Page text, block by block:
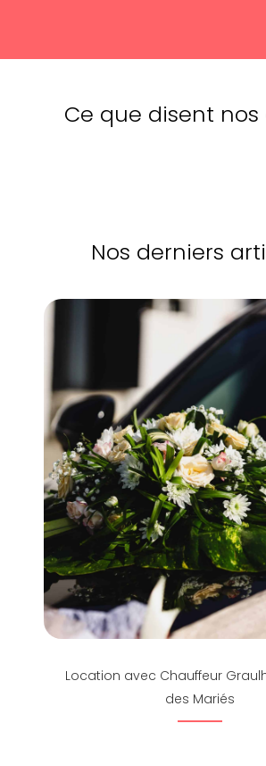
Ce que disent
Nos derniers
Location avec Chauffeur
des Mariés